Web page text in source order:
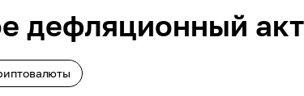
дефляционный